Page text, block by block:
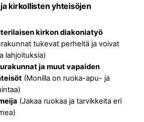
kirkollisten yhteisöjen
kirkon diakoniatyö
tukevat perheitä ja voivat
lahjoituksia)
ja muut vapaiden
(Monilla on ruoka-apu- ja
(Jakaa ruokaa ja tarvikkeita eri